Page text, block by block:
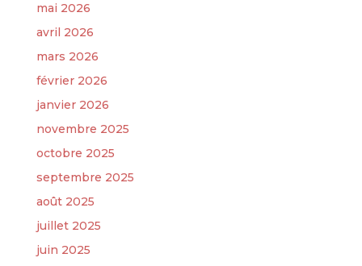
mai 2026
avril 2026
mars 2026
février 2026
janvier 2026
novembre 2025
octobre 2025
septembre 2025
août 2025
juillet 2025
juin 2025